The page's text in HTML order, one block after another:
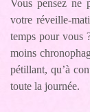
Vous pensez ne
votre réveille-
temps pour vous
moins
pétillant, qu’à
toute la journée.